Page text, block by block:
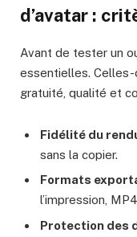
d’avatar :
Avant de tester un
essentielles.
gratuité, qualité et
Fidélité du
sans la copier.
Formats
l’impression,
Protection des